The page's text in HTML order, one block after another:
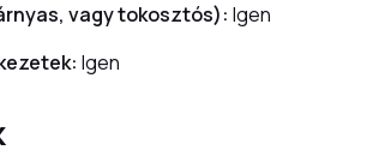
vagy tokosztós): Igen
Igen